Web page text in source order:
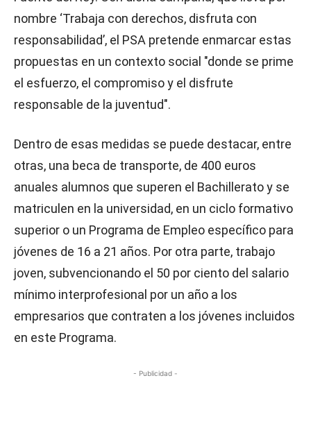
nombre ‘Trabaja con derechos, disfruta con
responsabilidad’, el PSA pretende enmarcar estas
propuestas en un contexto social "donde se prime
el esfuerzo, el compromiso y el disfrute
responsable de la juventud".
Dentro de esas medidas se puede destacar, entre
otras, una beca de transporte, de 400 euros
anuales alumnos que superen el Bachillerato y se
matriculen en la universidad, en un ciclo formativo
superior o un Programa de Empleo específico para
jóvenes de 16 a 21 años. Por otra parte, trabajo
joven, subvencionando el 50 por ciento del salario
mínimo interprofesional por un año a los
empresarios que contraten a los jóvenes incluidos
en este Programa.
- Publicidad -